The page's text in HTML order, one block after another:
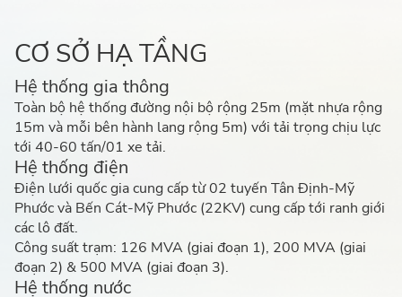
CƠ SỞ HẠ TẦNG
Hệ thống gia thông
Toàn bộ hệ thống đường nội bộ rộng 25m (mặt nhựa rộng
15m và mỗi bên hành lang rộng 5m) với tải trọng chịu lực
tới 40-60 tấn/01 xe tải.
Hệ thống điện
Điện lưới quốc gia cung cấp từ 02 tuyến Tân Định-Mỹ
Phước và Bến Cát-Mỹ Phước (22KV) cung cấp tới ranh giới
các lô đất.
Công suất trạm: 126 MVA (giai đoạn 1), 200 MVA (giai
đoạn 2) & 500 MVA (giai đoạn 3).
Hệ thống nước